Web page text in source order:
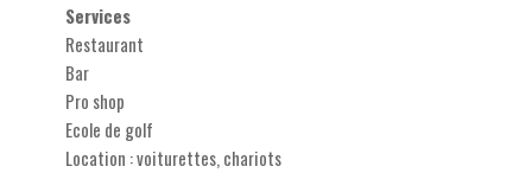
Services
Restaurant
Bar
Pro shop
Ecole de golf
Location : voiturettes, chariots